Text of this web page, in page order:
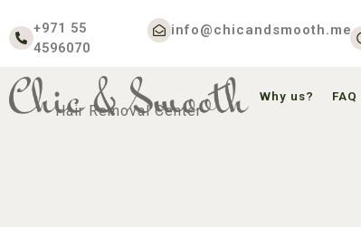
+971 55
4596070
info@chicandsmooth.me
Hair Removal Center
Why us? FAQ